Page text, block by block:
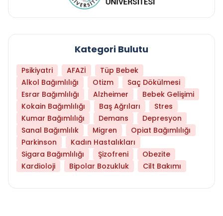
Kategori Bulutu
Psikiyatri AFAZİ
Tüp Bebek
Alkol Bağımlılığı
Otizm
Saç Dökülmesi
Esrar Bağımlılığı
Alzheimer
Bebek Gelişimi
Kokain Bağımlılığı
Baş Ağrıları
Stres
Kumar Bağımlılığı
Demans
Depresyon
Sanal Bağımlılık
Migren
Opiat Bağımlılığı
Parkinson
Kadın Hastalıkları
Sigara Bağımlılığı
Şizofreni
Obezite
Kardioloji
Bipolar Bozukluk Cilt Bakımı